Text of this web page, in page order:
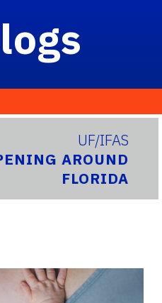
UF/IFAS
AROUND
FLORIDA